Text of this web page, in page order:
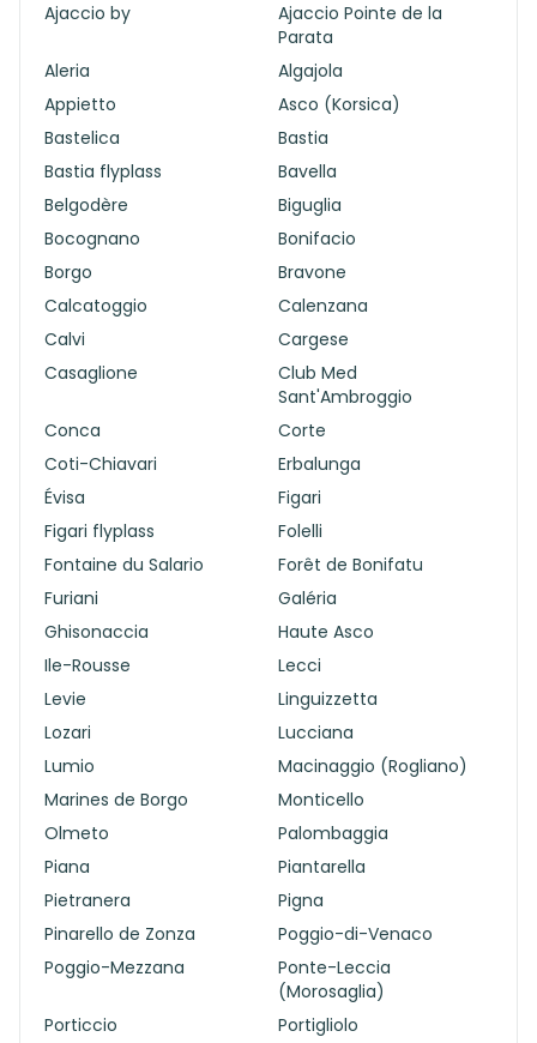
Ajaccio by
Ajaccio Pointe de la
Parata
Aleria
Algajola
Appietto
Asco (Korsica)
Bastelica
Bastia
Bastia flyplass
Bavella
Belgodère
Biguglia
Bocognano
Bonifacio
Borgo
Bravone
Calcatoggio
Calenzana
Calvi
Cargese
Casaglione
Club Med
Sant'Ambroggio
Conca
Corte
Coti-Chiavari
Erbalunga
Évisa
Figari
Figari flyplass
Folelli
Fontaine du Salario
Forêt de Bonifatu
Furiani
Galéria
Ghisonaccia
Haute Asco
Ile-Rousse
Lecci
Levie
Linguizzetta
Lozari
Lucciana
Lumio
Macinaggio (Rogliano)
Marines de Borgo
Monticello
Olmeto
Palombaggia
Piana
Piantarella
Pietranera
Pigna
Pinarello de Zonza
Poggio-di-Venaco
Poggio-Mezzana
Ponte-Leccia
(Morosaglia)
Porticcio
Portigliolo